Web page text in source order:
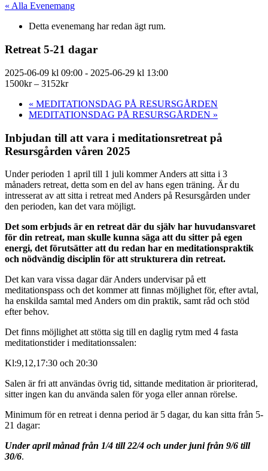
« Alla Evenemang
Detta evenemang har redan ägt rum.
Retreat 5-21 dagar
2025-06-09 kl 09:00 - 2025-06-29 kl 13:00
1500kr – 3152kr
« MEDITATIONSDAG PÅ RESURSGÅRDEN
MEDITATIONSDAG PÅ RESURSGÅRDEN »
Inbjudan till att vara i meditationsretreat på
Resursgården våren 2025
Under perioden 1 april till 1 juli kommer Anders att sitta i 3
månaders retreat, detta som en del av hans egen träning. Är du
intresserat av att sitta i retreat med Anders på Resursgården under
den perioden, kan det vara möjligt.
Det som erbjuds är en retreat där du själv har huvudansvaret
för din retreat, man skulle kunna säga att du sitter på egen
energi, det förutsätter att du redan har en meditationspraktik
och nödvändig disciplin för att strukturera din retreat.
Det kan vara vissa dagar där Anders undervisar på ett
meditationspass och det kommer att finnas möjlighet för, efter avtal,
ha enskilda samtal med Anders om din praktik, samt råd och stöd
efter behov.
Det finns möjlighet att stötta sig till en daglig rytm med 4 fasta
meditationstider i meditationssalen:
Kl:9,12,17:30 och 20:30
Salen är fri att användas övrig tid, sittande meditation är prioriterad,
sitter ingen kan du använda salen för yoga eller annan rörelse.
Minimum för en retreat i denna period är 5 dagar, du kan sitta från 5-
21 dagar:
Under april månad från 1/4 till 22/4 och under juni från 9/6 till
30/6.